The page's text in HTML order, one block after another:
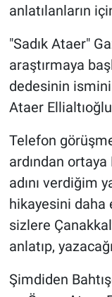
anlatılanların
"Sadık Ataer"
araştırmaya
dedesinin ismini
Ataer
Telefon
ardından
adını verdiğim
hikayesini daha
sizlere
anlatıp,
Şimdiden